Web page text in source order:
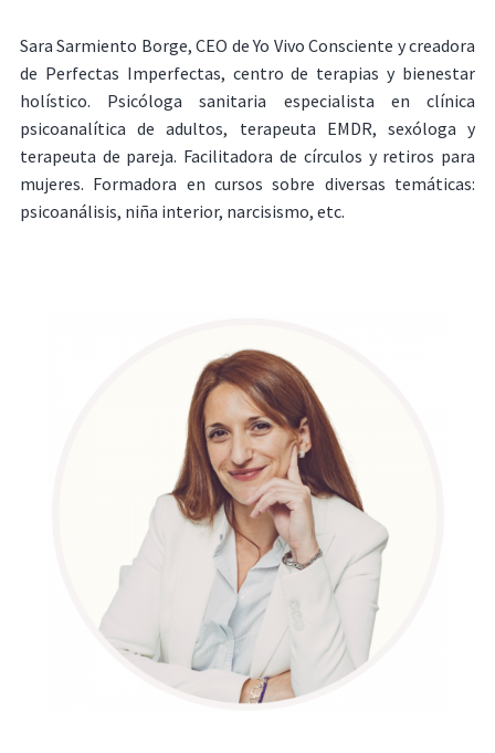
Sara Sarmiento Borge, CEO de Yo Vivo Consciente y creadora
de Perfectas Imperfectas, centro de terapias y bienestar
holístico. Psicóloga sanitaria especialista en clínica
psicoanalítica de adultos, terapeuta EMDR, sexóloga y
terapeuta de pareja. Facilitadora de círculos y retiros para
mujeres. Formadora en cursos sobre diversas temáticas:
psicoanálisis, niña interior, narcisismo, etc.